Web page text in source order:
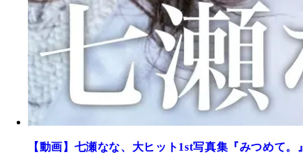
【動画】七瀬なな、大ヒット1st写真集『みつめて